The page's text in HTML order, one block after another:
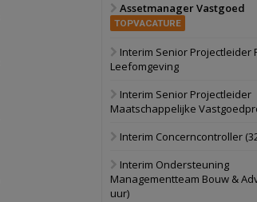
22 september 2026
28 september 2026
Grootschalig
Schuinesloot
27 augustus 2026
Assetmanager Vastgoed
TOPVACATURE
Interim Senior Projectleider
Leefomgeving
Interim Senior Projectleider
Maatschappelijke
Interim Concerncontroller
Interim Ondersteuning
Managementteam Bouw &
uur)